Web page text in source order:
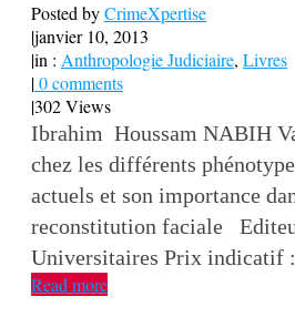
Posted byCrimeXpertise
|janvier 10, 2013
|in : Anthropologie Judiciaire, Livres
|0 comments
|302 Views
Ibrahim Houssam NABIH
chez les différents
actuels et son importance
reconstitution faciale
Universitaires Prix indicatif
Read more